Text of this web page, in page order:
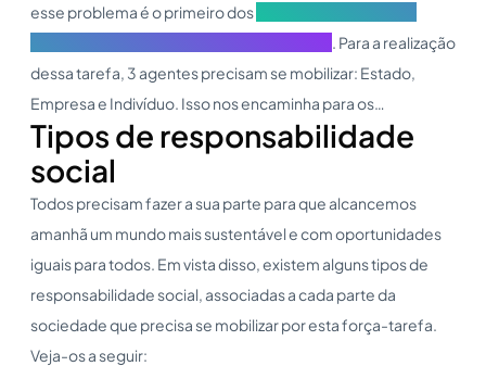
esse problema é o primeiro dos
. Para a realização
dessa tarefa, 3 agentes precisam se mobilizar: Estado,
Empresa e Indivíduo. Isso nos encaminha para os…
Tipos de responsabilidade
social
Todos precisam fazer a sua parte para que alcancemos
amanhã um mundo mais sustentável e com oportunidades
iguais para todos. Em vista disso, existem alguns tipos de
responsabilidade social, associadas a cada parte da
sociedade que precisa se mobilizar por esta força-tarefa.
Veja-os a seguir: